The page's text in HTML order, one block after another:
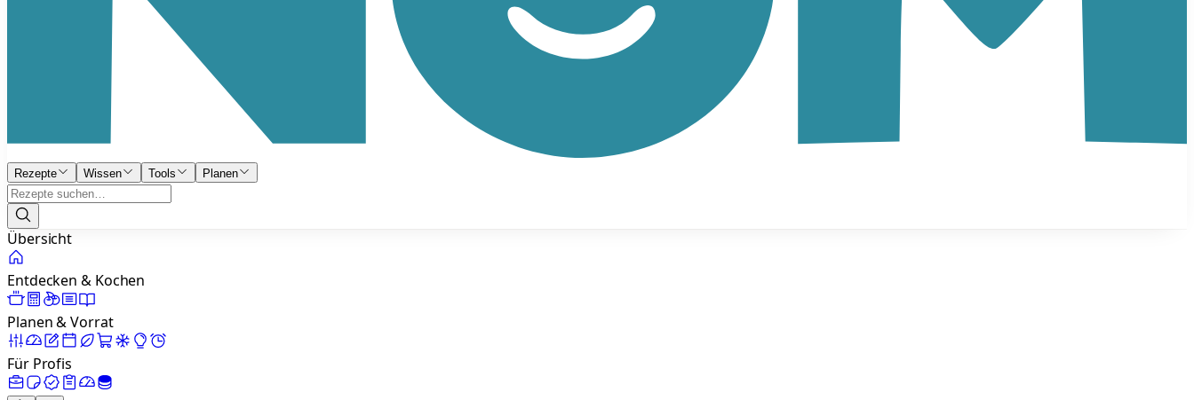
Rezepte Wissen Tools Planen
Übersicht
Entdecken & Kochen
Planen & Vorrat
Für Profis